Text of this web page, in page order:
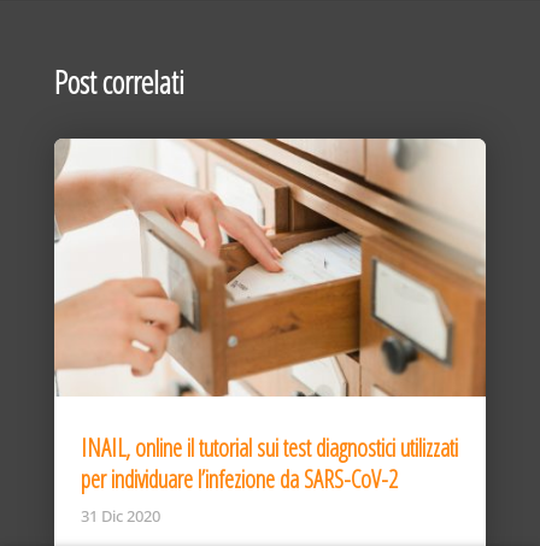
Post correlati
INAIL, online il tutorial sui test diagnostici utilizzati
per individuare l’infezione da SARS-CoV-2
31 Dic 2020